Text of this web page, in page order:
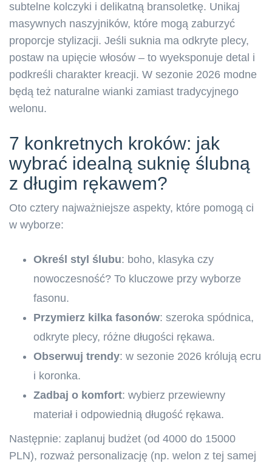
subtelne kolczyki i delikatną bransoletkę. Unikaj
masywnych naszyjników, które mogą zaburzyć
proporcje stylizacji. Jeśli suknia ma odkryte plecy,
postaw na upięcie włosów – to wyeksponuje detal i
podkreśli charakter kreacji. W sezonie 2026 modne
będą też naturalne wianki zamiast tradycyjnego
welonu.
7 konkretnych kroków: jak
wybrać idealną suknię ślubną
z długim rękawem?
Oto cztery najważniejsze aspekty, które pomogą ci
w wyborze:
Określ styl ślubu: boho, klasyka czy
nowoczesność? To kluczowe przy wyborze
fasonu.
Przymierz kilka fasonów: szeroka spódnica,
odkryte plecy, różne długości rękawa.
Obserwuj trendy: w sezonie 2026 królują ecru
i koronka.
Zadbaj o komfort: wybierz przewiewny
materiał i odpowiednią długość rękawa.
Następnie: zaplanuj budżet (od 4000 do 15000
PLN), rozważ personalizację (np. welon z tej samej